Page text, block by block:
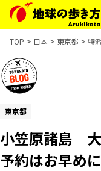
TOP 日本 東京都 特
東京都
小笠原諸島 大
予約はお早めに